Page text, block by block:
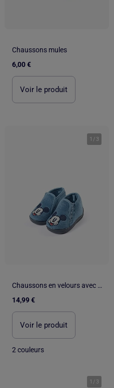
Chaussons mules
6,00 €
Voir le produit
1 / 3
Chaussons en velours avec broderie Mickey
14,99 €
Voir le produit
2 couleurs
1 / 3